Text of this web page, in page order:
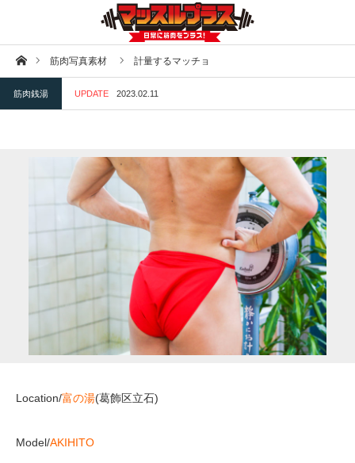
ホーム筋肉写真素材 計量するマッチョ
筋肉銭湯 UPDATE 2023.02.11
Location/富の湯(葛飾区立石)
Model/AKIHITO